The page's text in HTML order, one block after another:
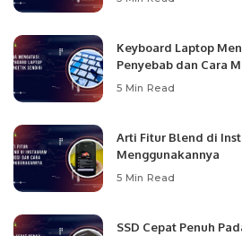
Keyboard Laptop
Penyebab dan Cara
5 Min Read
Arti Fitur Blend di
Menggunakannya
5 Min Read
SSD Cepat Penuh